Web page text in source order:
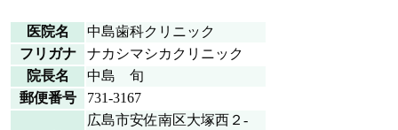
医院名
中島歯科クリニック
フリガナ
ナカシマシカクリニック
院長名
中島 旬
郵便番号
731-3167
広島市安佐南区大塚西２-